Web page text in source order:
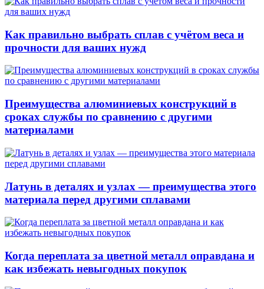
Как правильно выбрать сплав с учётом веса и
прочности для ваших нужд
Преимущества алюминиевых конструкций в
сроках службы по сравнению с другими
материалами
Латунь в деталях и узлах — преимущества этого
материала перед другими сплавами
Когда переплата за цветной металл оправдана и
как избежать невыгодных покупок